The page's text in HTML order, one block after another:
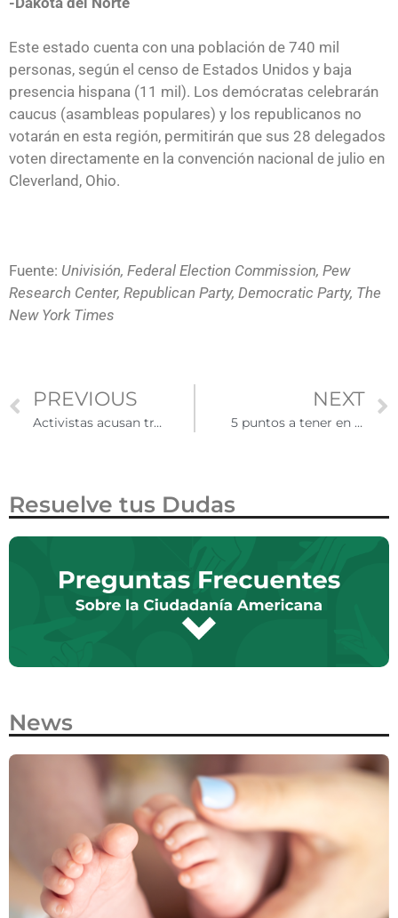
Este estado cuenta con una población de 740 mil
personas, según el censo de Estados Unidos y baja
presencia hispana (11 mil). Los demócratas celebrarán
caucus (asambleas populares) y los republicanos no
votarán en esta región, permitirán que sus 28 delegados
voten directamente en la convención nacional de julio en
Cleverland, Ohio.
Fuente: Univisión, Federal Election Commission, Pew
Research Center, Republican Party, Democratic Party, The
New York Times
PREVIOUS
Activistas acusan trato desigual entre refugiados centroamericanos y de otras nacionalidades
NEXT
5 puntos a tener en cuenta antes del fallo sobre DAPA y DACA plus
Resuelve tus Dudas
News